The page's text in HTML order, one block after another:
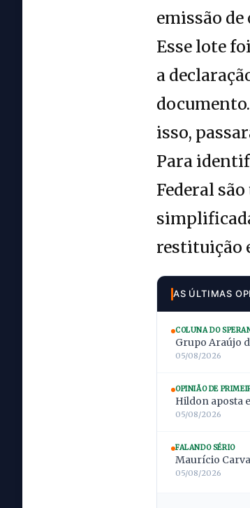
emissão
Esse lote
a
isso,
Para
Federal
restituição
AS ÚLTIMAS
COLUNA DO
Grupo Araújo
05/08/2026
OPINIÃO DE
Hildon aposta
05/08/2026
FALANDO SÉRIO
Maurício
05/08/2026